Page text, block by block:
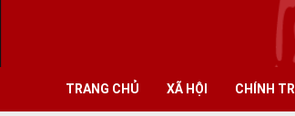
TRANG CHỦ XÃ HỘI CHÍNH TRỊ